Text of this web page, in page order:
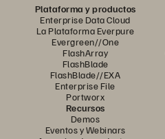
Plataforma y productos
Enterprise Data Cloud
La Plataforma Everpure
Evergreen//One
FlashArray
FlashBlade
FlashBlade//EXA
Enterprise File
Portworx
Recursos
Demos
Eventos y Webinars